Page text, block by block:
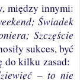
między innymi:
Świadek
Szczęście
sukces, być
do kilku zasad:
– to nie